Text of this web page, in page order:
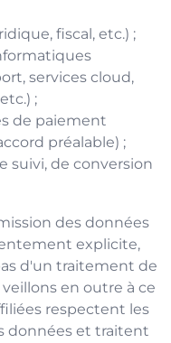
fiscal, etc.) ;
services cloud,
;
de paiement
préalable) ;
suivi, de conversion
des données
explicite,
d'un traitement de
en outre à ce
respectent les
données et traitent